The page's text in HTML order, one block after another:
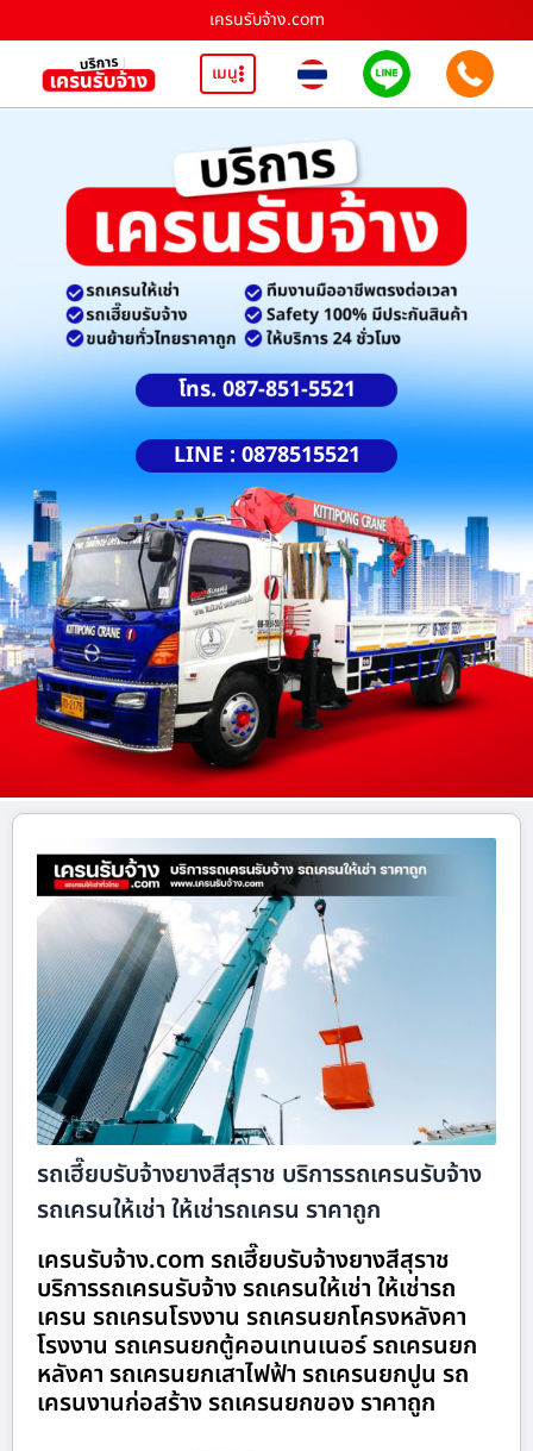
เครนรับจ้าง.com
เมนู
โทร. 087-851-5521
LINE : 0878515521
รถเฮี๊ยบรับจ้างยางสีสุราช บริการรถเครนรับจ้าง
รถเครนให้เช่า ให้เช่ารถเครน ราคาถูก
เครนรับจ้าง.com รถเฮี๊ยบรับจ้างยางสีสุราช
บริการรถเครนรับจ้าง รถเครนให้เช่า ให้เช่ารถ
เครน รถเครนโรงงาน รถเครนยกโครงหลังคา
โรงงาน รถเครนยกตู้คอนเทนเนอร์ รถเครนยก
หลังคา รถเครนยกเสาไฟฟ้า รถเครนยกปูน รถ
เครนงานก่อสร้าง รถเครนยกของ ราคาถูก